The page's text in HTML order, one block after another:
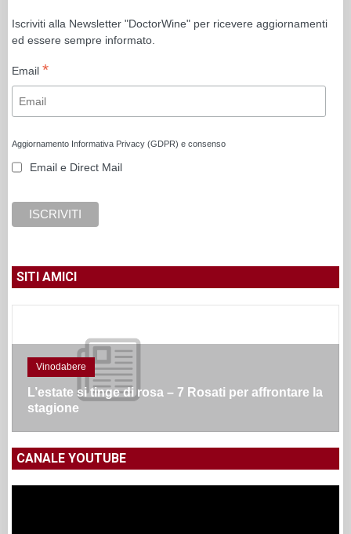
Iscriviti alla Newsletter "DoctorWine" per ricevere aggiornamenti
ed essere sempre informato.
Email *
Aggiornamento Informativa Privacy (GDPR) e consenso
Email e Direct Mail
SITI AMICI
Vinodabere
L’estate si tinge di rosa – 7 Rosati per affrontare la
stagione
CANALE YOUTUBE